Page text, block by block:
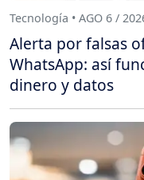
Tecnología • AGO 6 /
Alerta por falsas
WhatsApp: así
dinero y datos